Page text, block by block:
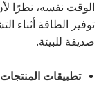
توفير الطاقة أثناء
صديقة للبيئة.
تطبيقات